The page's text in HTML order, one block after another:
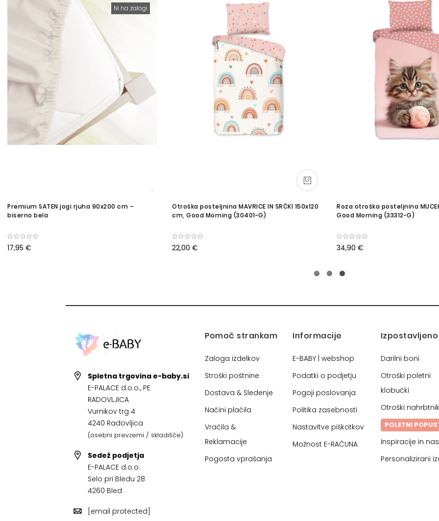
Ni na zalogi
Premium SATEN jogi rjuha 90x200 cm –
biserno bela
17,95 €
Otroška posteljnina MAVRICE IN SRČKI 150x120
cm, Good Morning (30401-G)
22,00 €
Roza otroška posteljnina
Good Morning (33312-G)
34,90 €
Spletna trgovina e-baby.si
E-PALACE d.o.o., PE
RADOVLJICA
Vurnikov trg 4
4240 Radovljica
(osebni prevzemi / skladišče)
Sedež podjetja
E-PALACE d.o.o.
Selo pri Bledu 28
4260 Bled
[email protected]
Pomoč strankam
Zaloga izdelkov
Stroški poštnine
Dostava & Sledenje
Načini plačila
Vračila &
Reklamacije
Pogosta vprašanja
Informacije
E-BABY | webshop
Podatki o podjetju
Pogoji poslovanja
Politika zasebnosti
Nastavitve piškotkov
Možnost E-RAČUNA
Izpostavljeno
Darilni boni
Otroški poletni
klobučki
Otroški
POLETNI
Inspiracije in
Personalizirani